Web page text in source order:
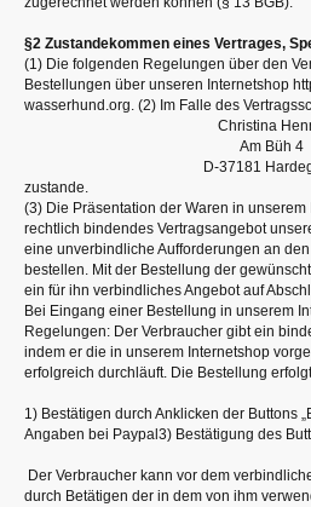
§2 Zustandekommen eines Vertrages,
(1) Die folgenden Regelungen über den
Bestellungen über unseren Internetshop
wasserhund.org. (2) Im Falle des
Christina
Am Büh 4
D-37181
zustande.
(3) Die Präsentation der Waren in
rechtlich bindendes Vertragsangebot
eine unverbindliche Aufforderungen an
bestellen. Mit der Bestellung der
ein für ihn verbindliches Angebot auf
Bei Eingang einer Bestellung in unserem
Regelungen: Der Verbraucher gibt ein
indem er die in unserem Internetshop
erfolgreich durchläuft. Die Bestellung
1) Bestätigen durch Anklicken der Buttons
Angaben bei Paypal3) Bestätigung des
Der Verbraucher kann vor dem
durch Betätigen der in dem von ihm